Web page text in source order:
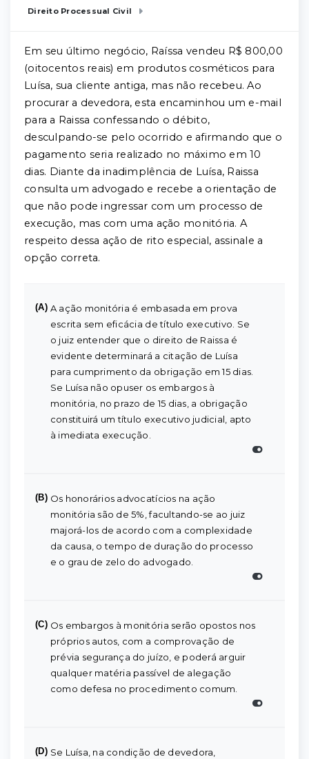
Direito Processual Civil
Em seu último negócio, Raíssa vendeu R$ 800,00
(oitocentos reais) em produtos cosméticos para
Luísa, sua cliente antiga, mas não recebeu. Ao
procurar a devedora, esta encaminhou um e-mail
para a Raissa confessando o débito,
desculpando-se pelo ocorrido e afirmando que o
pagamento seria realizado no máximo em 10
dias. Diante da inadimplência de Luísa, Raissa
consulta um advogado e recebe a orientação de
que não pode ingressar com um processo de
execução, mas com uma ação monitória. A
respeito dessa ação de rito especial, assinale a
opção correta.
(A) A ação monitória é embasada em prova
escrita sem eficácia de título executivo. Se
o juiz entender que o direito de Raissa é
evidente determinará a citação de Luísa
para cumprimento da obrigação em 15 dias.
Se Luísa não opuser os embargos à
monitória, no prazo de 15 dias, a obrigação
constituirá um título executivo judicial, apto
à imediata execução.
(B) Os honorários advocatícios na ação
monitória são de 5%, facultando-se ao juiz
majorá-los de acordo com a complexidade
da causa, o tempo de duração do processo
e o grau de zelo do advogado.
(C) Os embargos à monitória serão opostos nos
próprios autos, com a comprovação de
prévia segurança do juízo, e poderá arguir
qualquer matéria passível de alegação
como defesa no procedimento comum.
(D) Se Luísa, na condição de devedora,